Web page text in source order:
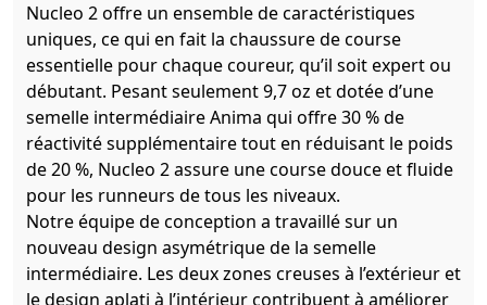
Nucleo 2 offre un ensemble de caractéristiques
uniques, ce qui en fait la chaussure de course
essentielle pour chaque coureur, qu’il soit expert ou
débutant. Pesant seulement 9,7 oz et dotée d’une
semelle intermédiaire Anima qui offre 30 % de
réactivité supplémentaire tout en réduisant le poids
de 20 %, Nucleo 2 assure une course douce et fluide
pour les runneurs de tous les niveaux.
Notre équipe de conception a travaillé sur un
nouveau design asymétrique de la semelle
intermédiaire. Les deux zones creuses à l’extérieur et
le design aplati à l’intérieur contribuent à améliorer